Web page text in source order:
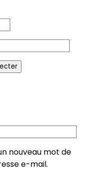
nouveau mot de
e-mail.